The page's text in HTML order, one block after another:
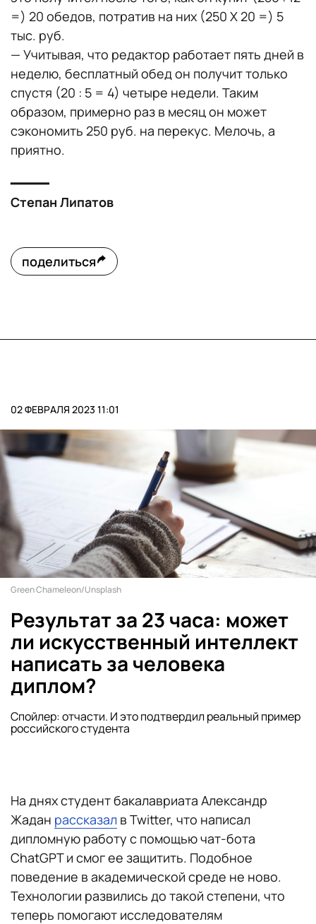
=) 20 обедов, потратив на них (250 X 20 =) 5
тыс. руб.
— Учитывая, что редактор работает пять дней в
неделю, бесплатный обед он получит только
спустя (20 : 5 = 4) четыре недели. Таким
образом, примерно раз в месяц он может
сэкономить 250 руб. на перекус. Мелочь, а
приятно.
━━━━━
Степан Липатов
поделиться
02 ФЕВРАЛЯ 2023 11:01
Green Chameleon/Unsplash
Результат за 23 часа: может
ли искусственный интеллект
написать за человека
диплом?
Спойлер: отчасти. И это подтвердил реальный пример
российского студента
На днях студент бакалавриата Александр
Жадан рассказал в Twitter, что написал
дипломную работу с помощью чат-бота
ChatGPT и смог ее защитить. Подобное
поведение в академической среде не ново.
Технологии развились до такой степени, что
теперь помогают исследователям